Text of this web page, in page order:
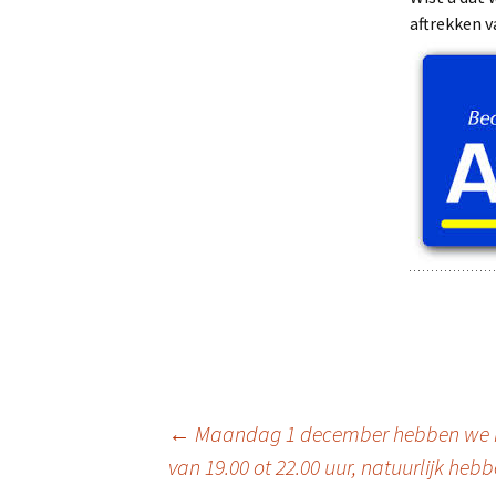
aftrekken
Berichtnavigatie
← Maandag 1 december hebben
van 19.00 ot 22.00 uur, natuurlijk